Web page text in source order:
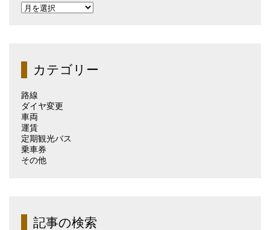
過
去
（月
別）カテゴリー
路線
ダイヤ変更
車両
運賃
定期観光バス
乗車券
その他
記事の検索